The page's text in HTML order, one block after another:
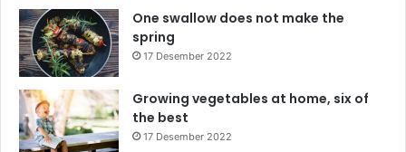
One swallow does not make the
spring
17 Desember 2022
Growing vegetables at home, six of
the best
17 Desember 2022